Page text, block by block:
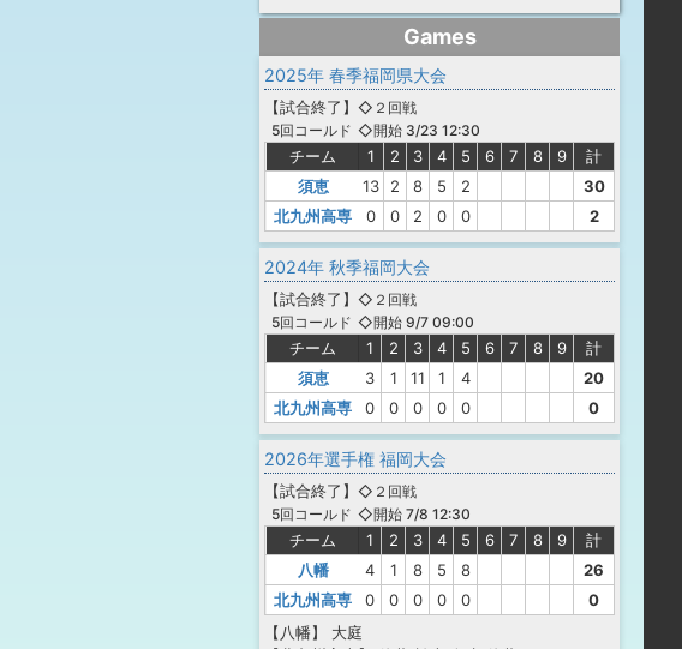
Games
2025年 春季福岡県大会
【試合終了 】
5回コールド
◇２回戦
◇開始 3/23 12:30
チーム 1 2 3 4 5 6 7 8 9
計
須恵
13 2 8 5 2
30
北九州高専
0 0 2 0 0 2
2024年 秋季福岡大会
【試合終了 】
5回コールド
◇２回戦
◇開始 9/7 09:00
チーム 1 2 3 4 5 6 7 8 9
計
須恵
3 1 11 1 4
20
北九州高専
0 0 0 0 0 0
2026年選手権 福岡大会
【試合終了 】
5回コールド
◇２回戦
◇開始 7/8 12:30
チーム 1 2 3 4 5 6 7 8 9
計
八幡
4 1 8 5 8
26
北九州高専
0 0 0 0 0
0
【八幡】
大庭